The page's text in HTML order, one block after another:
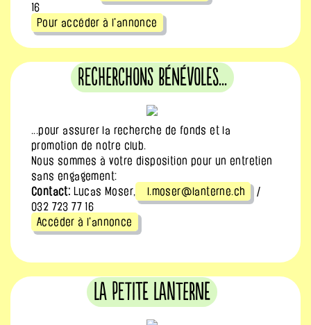
16
Pour accéder à l'annonce
Recherchons bénévoles...
...pour assurer la recherche de fonds et la
promotion de notre club.
Nous sommes à votre disposition pour un entretien
sans engagement:
Contact: Lucas Moser, l.moser@lanterne.ch
/
032 723 77 16
Accéder à l'annonce
La Petite Lanterne